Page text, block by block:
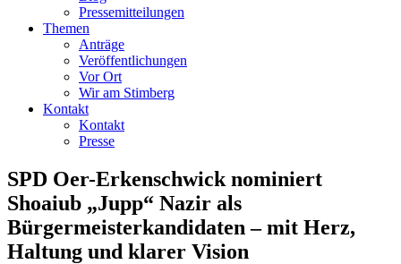
Pressemitteilungen
Themen
Anträge
Veröffentlichungen
Vor Ort
Wir am Stimberg
Kontakt
Kontakt
Presse
SPD Oer-Erkenschwick nominiert
Shoaiub „Jupp“ Nazir als
Bürgermeisterkandidaten – mit Herz,
Haltung und klarer Vision